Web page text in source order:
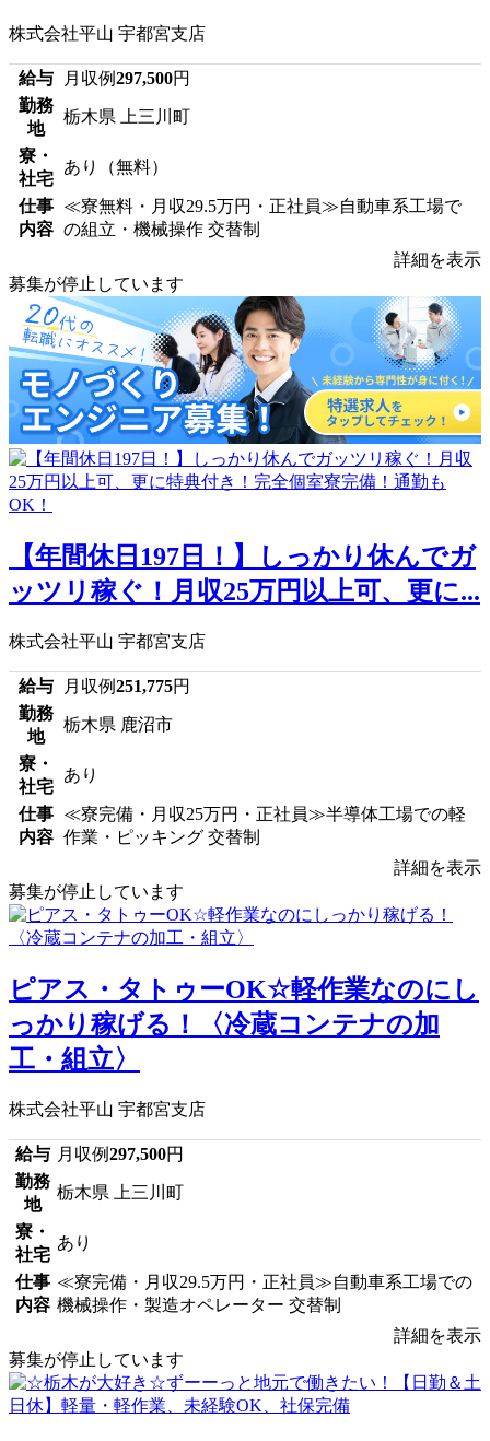
株式会社平山 宇都宮支店
給与 月収例297,500円
勤務
地
栃木県 上三川町
寮・
社宅
あり（無料）
仕事
内容
≪寮無料・月収29.5万円・正社員≫自動車系工場で
の組立・機械操作 交替制
詳細を表示
募集が停止しています
【年間休日197日！】しっかり休んでガ
ッツリ稼ぐ！月収25万円以上可、更に...
株式会社平山 宇都宮支店
給与 月収例251,775円
勤務
地
栃木県 鹿沼市
寮・
社宅
あり
仕事
内容
≪寮完備・月収25万円・正社員≫半導体工場での軽
作業・ピッキング 交替制
詳細を表示
募集が停止しています
ピアス・タトゥーOK☆軽作業なのにし
っかり稼げる！〈冷蔵コンテナの加
工・組立〉
株式会社平山 宇都宮支店
給与 月収例297,500円
勤務
地
栃木県 上三川町
寮・
社宅
あり
仕事
内容
≪寮完備・月収29.5万円・正社員≫自動車系工場での
機械操作・製造オペレーター 交替制
詳細を表示
募集が停止しています